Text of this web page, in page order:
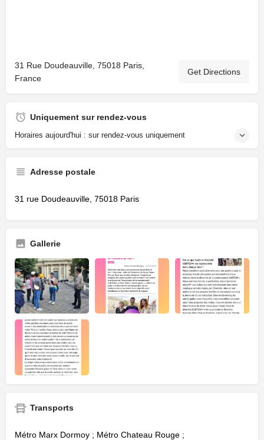
31 Rue Doudeauville, 75018 Paris,
France
Get Directions
Uniquement sur rendez-vous
Horaires aujourd'hui : sur rendez-vous uniquement
Adresse postale
31 rue Doudeauville, 75018 Paris
Gallerie
Transports
Métro Marx Dormoy ; Métro Chateau Rouge ;